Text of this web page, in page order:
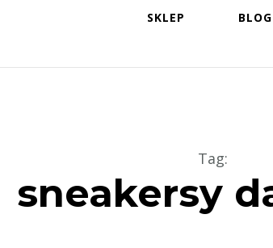
SKLEP BLOG
Tag:
sneakersy